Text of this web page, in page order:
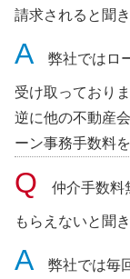
請求されると聞
弊社ではロ
受け取っておりま
逆に他の不動産
ーン事務手数料
仲介手数料
もらえないと聞
弊社では毎